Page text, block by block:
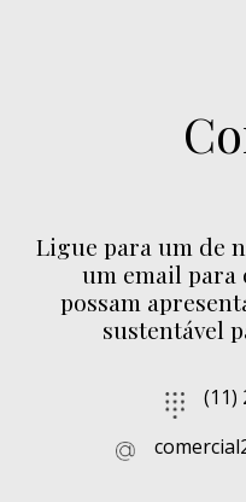
Ligue para um de
um email para
possam
sustentável
(11)